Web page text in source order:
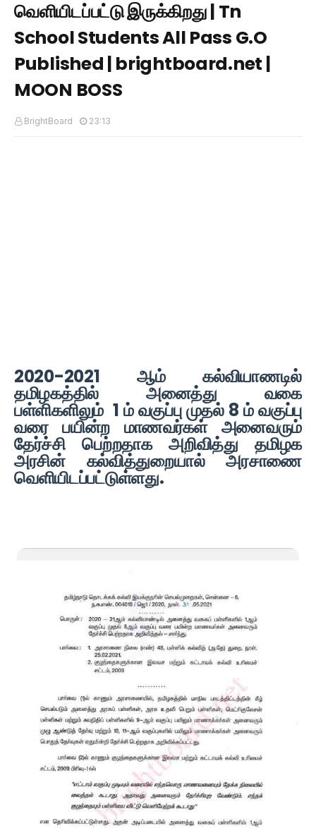
வெளியிடப்பட்டு இருக்கிறது | Tn
School Students All Pass G.O
Published | brightboard.net |
MOON BOSS
BrightBoard 23:13
2020-2021 ஆம் கல்வியாணடில்
தமிழகத்தில் அனைத்து வகை
பள்ளிகளிலும் 1 ம் வகுப்பு முதல் 8 ம் வகுப்பு
வரை பயின்ற மாணவர்கள் அனைவரும்
தேர்ச்சி பெற்றதாக அறிவித்து தமிழக
அரசின் கல்வித்துறையால் அரசாணை
வெளியிடப்பட்டுள்ளது.